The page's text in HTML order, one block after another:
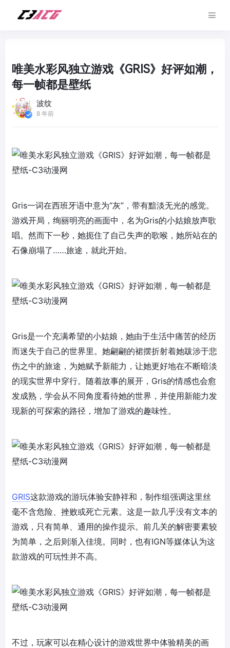
唯美水彩风独立游戏《GRIS》好评如潮，
每一帧都是壁纸
波纹
8 年前
Gris一词在西班牙语中意为“灰”，带有黯淡无光的感觉。
游戏开局，绚丽明亮的画面中，名为Gris的小姑娘放声歌
唱。然而下一秒，她扼住了自己失声的歌喉，她所站在的
石像崩塌了……旅途，就此开始。
Gris是一个充满希望的小姑娘，她由于生活中痛苦的经历
而迷失于自己的世界里。她翩翩的裙摆折射着她跋涉于悲
伤之中的旅途，为她赋予新能力，让她更好地在不断暗淡
的现实世界中穿行。随着故事的展开，Gris的情感也会愈
发成熟，学会从不同角度看待她的世界，并使用新能力发
现新的可探索的路径，增加了游戏的趣味性。
GRIS这款游戏的游玩体验安静祥和，制作组强调这里丝
毫不含危险、挫败或死亡元素。这是一款几乎没有文本的
游戏，只有简单、通用的操作提示。前几关的解密要素较
为简单，之后则渐入佳境。同时，也有IGN等媒体认为这
款游戏的可玩性并不高。
不过，玩家可以在精心设计的游戏世界中体验精美的画